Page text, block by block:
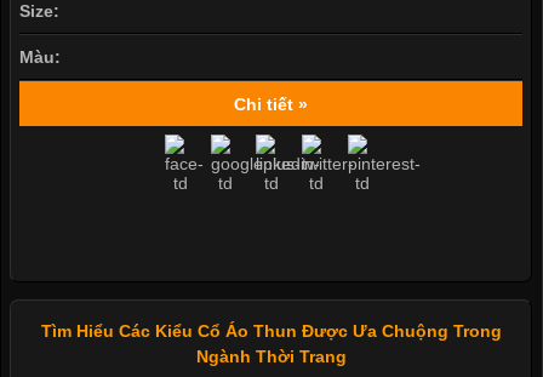
Size:
Màu:
Chi tiết »
Tìm Hiểu Các Kiểu Cổ Áo Thun Được Ưa Chuộng Trong
Ngành Thời Trang